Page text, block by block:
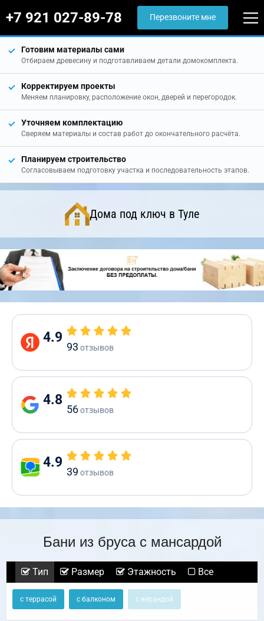
+7 921 027-89-78 Перезвоните мне
Готовим материалы сами
Отбираем древесину и подготавливаем детали домокомплекта.
Корректируем проекты
Меняем планировку, расположение окон, дверей и перегородок.
Уточняем комплектацию
Сверяем материалы и состав работ до окончательного расчёта.
Планируем строительство
Согласовываем подготовку участка и последовательность этапов.
Дома под ключ в Туле
4.9
93 отзывов
4.8
56отзывов
4.9
39 отзывов
Бани из бруса с мансардой
Тип Размер Этажность Все
с террасой с балконом с верандой